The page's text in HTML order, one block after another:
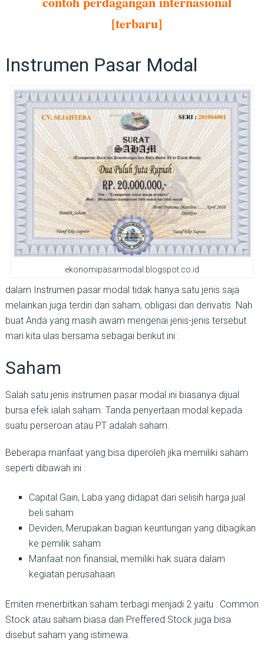
[terbaru]
Instrumen Pasar Modal
ekonomipasarmodal.blogspot.co.id
dalam Instrumen pasar modal tidak hanya satu jenis saja
melainkan juga terdiri dari saham, obligasi dan derivatis. Nah
buat Anda yang masih awam mengenai jenis-jenis tersebut
mari kita ulas bersama sebagai berikut ini :
Saham
Salah satu jenis instrumen pasar modal ini biasanya dijual
bursa efek ialah saham. Tanda penyertaan modal kepada
suatu perseroan atau PT adalah saham.
Beberapa manfaat yang bisa diperoleh jika memiliki saham
seperti dibawah ini :
Capital Gain, Laba yang didapat dari selisih harga jual
beli saham
Deviden, Merupakan bagian keuntungan yang dibagikan
ke pemilik saham
Manfaat non finansial, memiliki hak suara dalam
kegiatan perusahaan
Emiten menerbitkan saham terbagi menjadi 2 yaitu : Common
Stock atau saham biasa dan Preffered Stock juga bisa
disebut saham yang istimewa.